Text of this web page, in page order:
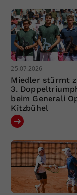
25.07.2026
Miedler stürmt
3.
beim Generali
Kitzbühel